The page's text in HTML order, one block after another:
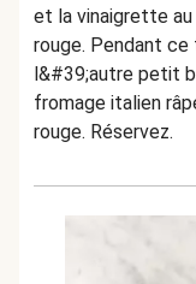
et la vinaigrette
rouge. Pendant ce
l&#39;autre petit
fromage italien
rouge. Réservez.